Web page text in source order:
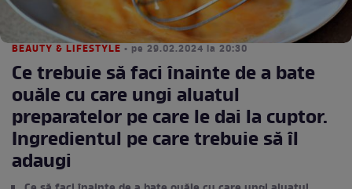
BEAUTY & LIFESTYLE • pe 29.02.2024 la 20:30
Ce trebuie să faci înainte de a bate
ouăle cu care ungi aluatul
preparatelor pe care le dai la cuptor.
Ingredientul pe care trebuie să îl
adaugi